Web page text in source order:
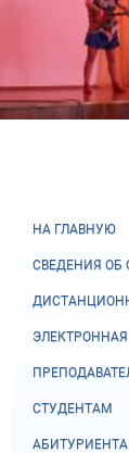
НА ГЛАВНУЮ
СВЕДЕНИЯ ОБ
СТУДЕНТАМ